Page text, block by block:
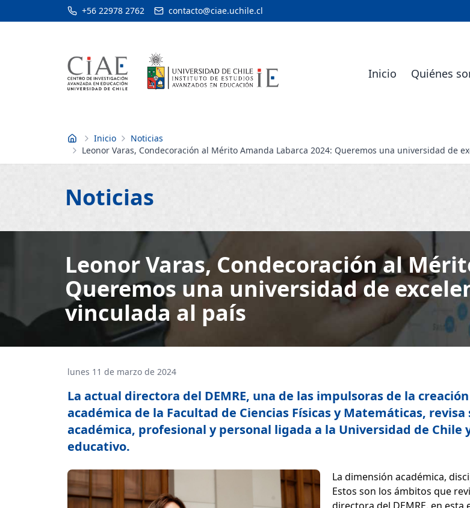
+56 22978 2762 contacto@ciae.uchile.cl
Inicio Quiénes
Inicio Inicio
Noticias
Leonor Varas, Condecoración al Mérito Amanda Labarca 2024: Queremos una universidad de
Noticias
Leonor Varas, Condecoración al
Queremos una universidad de
vinculada al país
lunes 11 de marzo de 2024
La actual directora del DEMRE, una de las impulsoras de la creación
académica de la Facultad de Ciencias Físicas y Matemáticas,
académica, profesional y personal ligada a la Universidad de Chile
educativo.
La dimensión académica,
Estos son los ámbitos que
directora del DEMRE, en